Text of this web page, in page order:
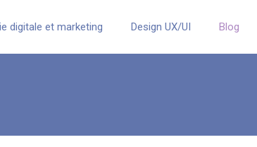
digitale et marketing Design UX/UI Blog